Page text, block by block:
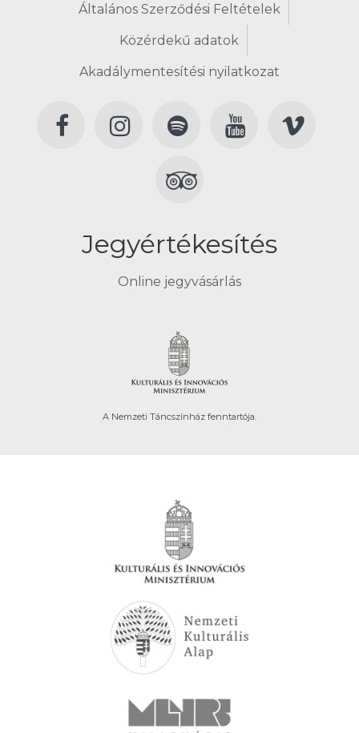
Általános Szerződési Feltételek
Közérdekű adatok
Akadálymentesítési nyilatkozat
Jegyértékesítés
Online jegyvásárlás
A Nemzeti Táncszínház fenntartója.